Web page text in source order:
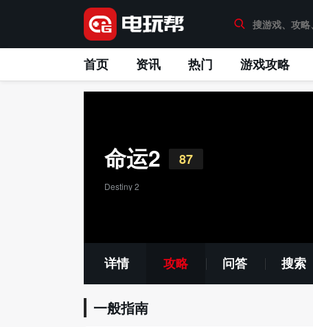
首页 资讯 热门 游戏攻略
命运2 87
Destiny 2
详情 攻略 问答 搜索
一般指南